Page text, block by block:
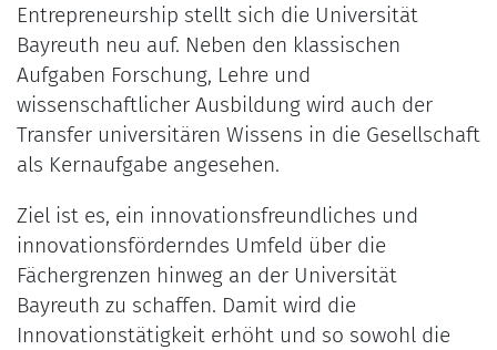
Entrepreneurship stellt sich die Universität
Bayreuth neu auf. Neben den klassischen
Aufgaben Forschung, Lehre und
wissenschaftlicher Ausbildung wird auch der
Transfer universitären Wissens in die Gesellschaft
als Kernaufgabe angesehen.
Ziel ist es, ein innovationsfreundliches und
innovationsförderndes Umfeld über die
Fächergrenzen hinweg an der Universität
Bayreuth zu schaffen. Damit wird die
Innovationstätigkeit erhöht und so sowohl die